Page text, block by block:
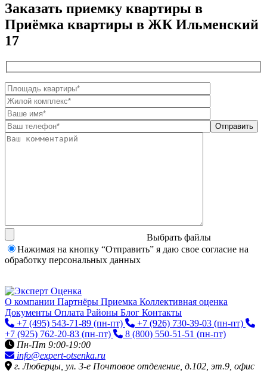
Заказать приемку квартиры в
Приёмка квартиры в ЖК Ильменский
17
Выбрать файлы
Нажимая на кнопку “Отправить” я даю свое согласие на
обработку персональных данных
О компании Партнёры Приемка Коллективная оценка
Документы Оплата Районы Блог Контакты
+7 (495) 543-71-89 (пн-пт) +7 (926) 730-39-03 (пн-пт)
+7 (925) 762-20-83 (пн-пт) 8 (800) 550-51-51 (пн-пт)
Пн-Пт 9:00-19:00
info@expert-otsenka.ru
г. Люберцы, ул. 3-е Почтовое отделение, д.102, эт.9, офис